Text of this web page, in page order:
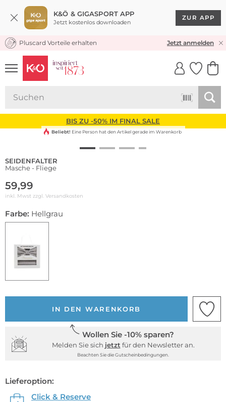
K&Ö & GIGASPORT APP
Jetzt kostenlos downloaden
ZUR APP
KOSTENLOSER VERSAND* & RÜCKVERSAND
Pluscard Vorteile erhalten Jetzt anmelden
UNSERE APP
CLICK &
BIS ZU -50% IM FINAL SALE
Beliebt! Eine Person hat den Artikel gerade im Warenkorb
SEIDENFALTER
Masche - Fliege
59,99
inkl. Mwst zzgl. Versandkosten
Farbe: Hellgrau
IN DEN WARENKORB
Wollen Sie -10% sparen?
Melden Sie sich jetzt für den Newsletter an.
Beachten Sie die Gutscheinbedingungen.
Lieferoption:
Click & Reserve